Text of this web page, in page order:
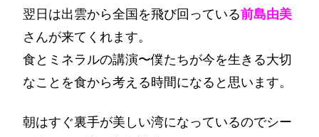
翌日は出雲から全国を飛び回っている前島由美
さんが来てくれます。
食とミネラルの講演〜僕たちが今を生きる大切
なことを食から考える時間になると思います。
朝はすぐ裏手が美しい湾になっているのでシー